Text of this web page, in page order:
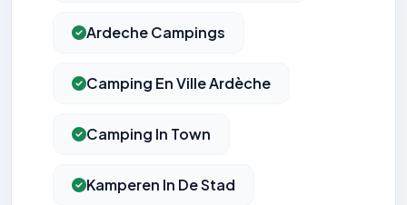
Ardeche Campings
Camping En Ville Ardèche
Camping In Town
Kamperen In De Stad